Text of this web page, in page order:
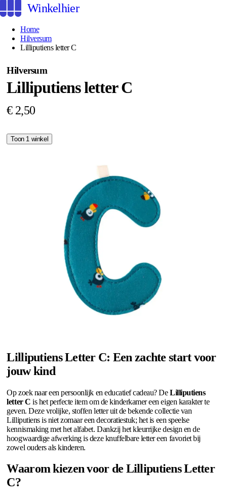
Winkelhier
Home
Hilversum
Lilliputiens letter C
Hilversum
Lilliputiens letter C
€ 2,50
Toon 1 winkel
Lilliputiens Letter C: Een zachte start voor
jouw kind
Op zoek naar een persoonlijk en educatief cadeau? DeLilliputiens
letter C is het perfecte item om de kinderkamer een eigen karakter te
geven. Deze vrolijke, stoffen letter uit de bekende collectie van
Lilliputiens is niet zomaar een decoratiestuk; het is een speelse
kennismaking met het alfabet. Dankzij het kleurrijke design en de
hoogwaardige afwerking is deze knuffelbare letter een favoriet bij
zowel ouders als kinderen.
Waarom kiezen voor de Lilliputiens Letter
C?